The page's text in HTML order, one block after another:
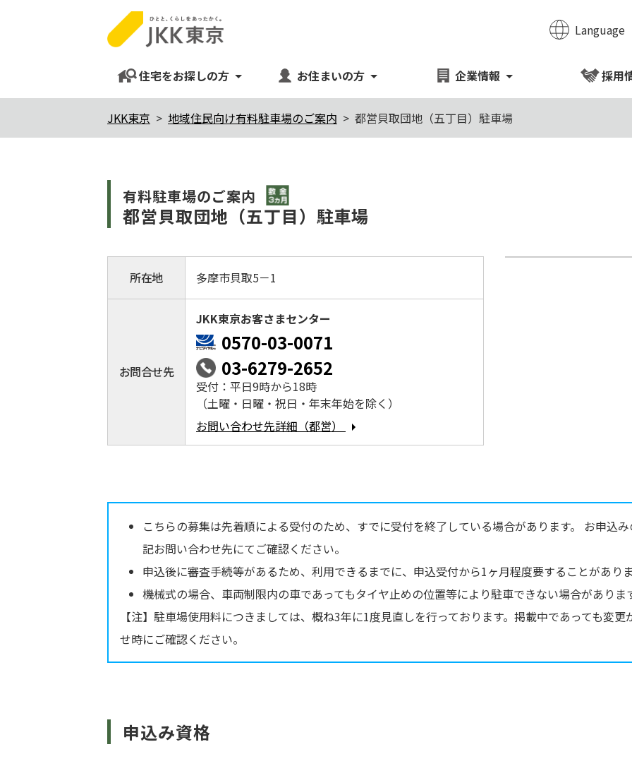
Language
住宅をお探しの方 お住まいの方 企業情報
採用
JKK東京 地域住民向け有料駐車場のご案内 都営貝取団地（五丁目）駐車場
有料駐⾞場のご案内 敷金3か月
都営貝取団地（五丁目）駐車場
所在地 多摩市貝取5－1
お問合せ先
JKK東京お客さまセンター
0570-03-0071
03-6279-2652
受付：平日9時から18時
（土曜・日曜・祝日・年末年始を除く）
お問い合わせ先詳細（都営）
こちらの募集は先着順による受付のため、すでに受付を終了している場合があります。 お申込
記お問い合わせ先にてご確認ください。
申込後に審査手続等があるため、利用できるまでに、申込受付から1ヶ月程度要することがあり
機械式の場合、車両制限内の車であってもタイヤ止めの位置等により駐車できない場合がありま
【注】駐車場使用料につきましては、概ね3年に1度見直しを行っております。掲載中であっても変
せ時にご確認ください。
申込み資格